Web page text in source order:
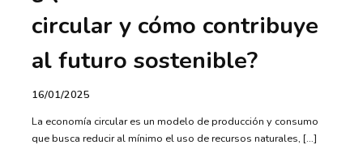
circular y cómo contribuye
al futuro sostenible?
16/01/2025
La economía circular es un modelo de producción y consumo
que busca reducir al mínimo el uso de recursos naturales, […]